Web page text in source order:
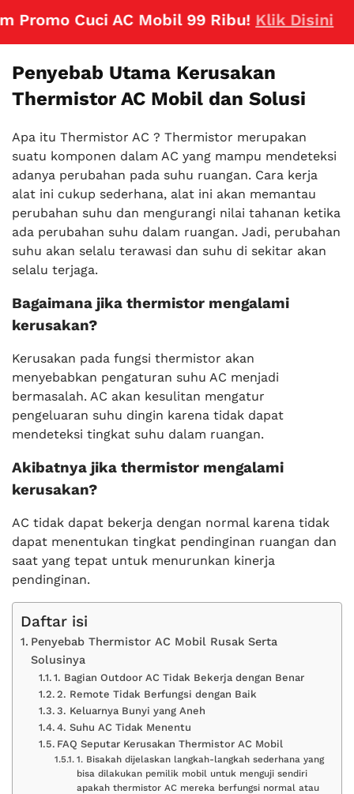
Cuci AC Mobil 99 Ribu! Klik Disini
Penyebab Utama Kerusakan
Thermistor AC Mobil dan Solusi
Apa itu Thermistor AC ? Thermistor merupakan
suatu komponen dalam AC yang mampu mendeteksi
adanya perubahan pada suhu ruangan. Cara kerja
alat ini cukup sederhana, alat ini akan memantau
perubahan suhu dan mengurangi nilai tahanan ketika
ada perubahan suhu dalam ruangan. Jadi, perubahan
suhu akan selalu terawasi dan suhu di sekitar akan
selalu terjaga.
Bagaimana jika thermistor mengalami
kerusakan?
Kerusakan pada fungsi thermistor akan
menyebabkan pengaturan suhu AC menjadi
bermasalah. AC akan kesulitan mengatur
pengeluaran suhu dingin karena tidak dapat
mendeteksi tingkat suhu dalam ruangan.
Akibatnya jika thermistor mengalami
kerusakan?
AC tidak dapat bekerja dengan normal karena tidak
dapat menentukan tingkat pendinginan ruangan dan
saat yang tepat untuk menurunkan kinerja
pendinginan.
Daftar isi
Penyebab Thermistor AC Mobil Rusak Serta
Solusinya
1. Bagian Outdoor AC Tidak Bekerja dengan Benar
2. Remote Tidak Berfungsi dengan Baik
3. Keluarnya Bunyi yang Aneh
4. Suhu AC Tidak Menentu
FAQ Seputar Kerusakan Thermistor AC Mobil
1. Bisakah dijelaskan langkah-langkah sederhana yang
bisa dilakukan pemilik mobil untuk menguji sendiri
apakah thermistor AC mereka berfungsi normal atau